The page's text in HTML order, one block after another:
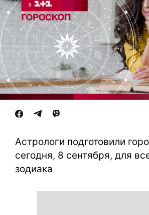
Астрологи подготовили
сегодня, 8 сентября, для
зодиака